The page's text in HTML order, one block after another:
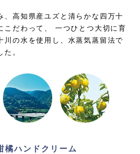
、高知県産ユズと清らかな四万十
こだわって、
一つひとつ大切に育
川の水を使用し、水蒸気蒸留法で
。
橘ハンドクリーム